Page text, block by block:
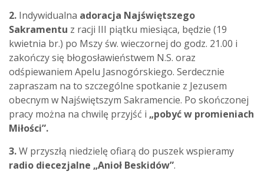
2. Indywidualna adoracja Najświętszego
Sakramentu z racji III piątku miesiąca, będzie (19
kwietnia br.) po Mszy św. wieczornej do godz. 21.00 i
zakończy się błogosławieństwem N.S. oraz
odśpiewaniem Apelu Jasnogórskiego. Serdecznie
zapraszam na to szczególne spotkanie z Jezusem
obecnym w Najświętszym Sakramencie. Po skończonej
pracy można na chwilę przyjść i „pobyć w promieniach
Miłości”.
3.W przyszłą niedzielę ofiarą do puszek wspieramy
radio diecezjalne „Anioł Beskidów”.